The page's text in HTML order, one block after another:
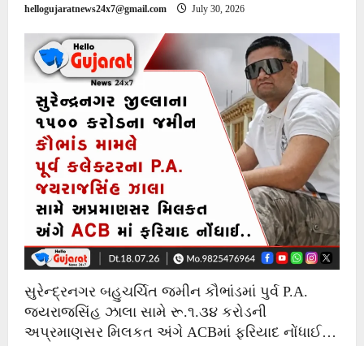
hellogujaratnews24x7@gmail.com July 30, 2026
સુરેન્દ્રનગર બહુચર્ચિત જમીન કૌભાંડમાં પુર્વ P.A.
જયરાજસિંહ ઝાલા સામે રૂ.૧.૩૪ કરોડની
અપ્રમાણસર મિલકત અંગે ACBમાં ફરિયાદ નોંધાઈ…